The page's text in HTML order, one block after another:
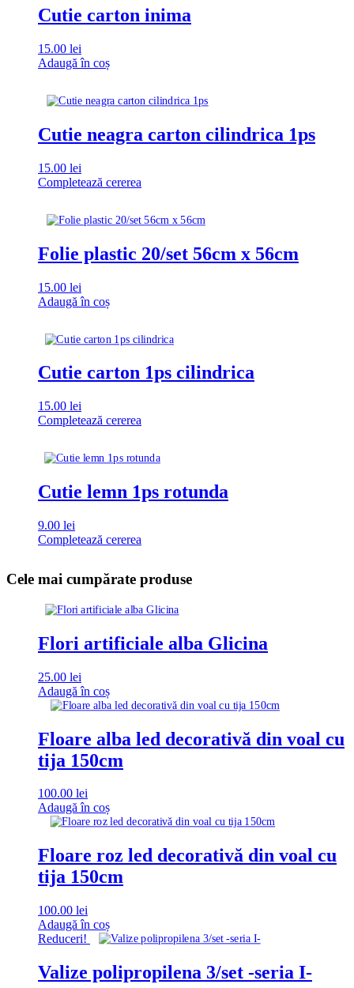
Cutie carton inima
15.00 lei
Adaugă în coș
Cutie neagra carton cilindrica 1ps
15.00 lei
Completează cererea
Folie plastic 20/set 56cm x 56cm
15.00 lei
Adaugă în coș
Cutie carton 1ps cilindrica
15.00 lei
Completează cererea
Cutie lemn 1ps rotunda
9.00 lei
Completează cererea
Cele mai cumpărate produse
Flori artificiale alba Glicina
25.00 lei
Adaugă în coș
Floare alba led decorativă din voal cu
tija 150cm
100.00 lei
Adaugă în coș
Floare roz led decorativă din voal cu
tija 150cm
100.00 lei
Adaugă în coș
Reduceri!
Valize polipropilena 3/set -seria I-